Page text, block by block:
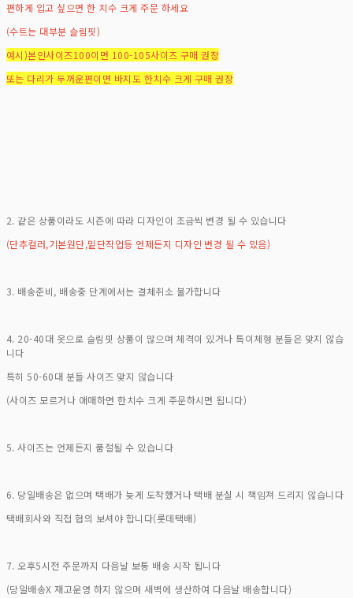
편하게 입고 싶으면 한 치수 크게 주문 하세요
(수트는 대부분 슬림핏)
예시)본인사이즈100이면 100-105사이즈 구매 권장
또는 다리가 두꺼운편이면 바지도 한치수 크게 구매 권장
2. 같은 상품이라도 시즌에 따라 디자인이 조금씩 변경 될 수 있습니다
(단추컬러,기본원단,밑단작업등 언제든지 디자인 변경 될 수 있음)
3. 배송준비, 배송중 단계에서는 결체취소 불가합니다
4. 20-40대 옷으로 슬림핏 상품이 많으며 체격이 있거나 특이체형 분들은 맞지 않습
니다
특히 50-60대 분들 사이즈 맞지 않습니다
(사이즈 모르거나 애매하면 한치수 크게 주문하시면 됩니다)
5. 사이즈는 언제든지 품절될 수 있습니다
6. 당일배송은 없으며 택배가 늦게 도착했거나 택배 분실 시 책임져 드리지 않습니다
택배회사와 직접 협의 보셔야 합니다(롯데택배)
7. 오후5시전 주문까지 다음날 보통 배송 시작 됩니다
(당일배송X 재고운영 하지 않으며 새벽에 생산하여 다음날 배송합니다)